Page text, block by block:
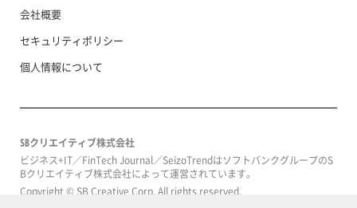
会社概要
セキュリティポリシー
個人情報について
SBクリエイティブ株式会社
ビジネス+IT／FinTech Journal／SeizoTrendはソフトバンクグループのS
Bクリエイティブ株式会社によって運営されています。
Copyright © SB Creative Corp. All rights reserved.